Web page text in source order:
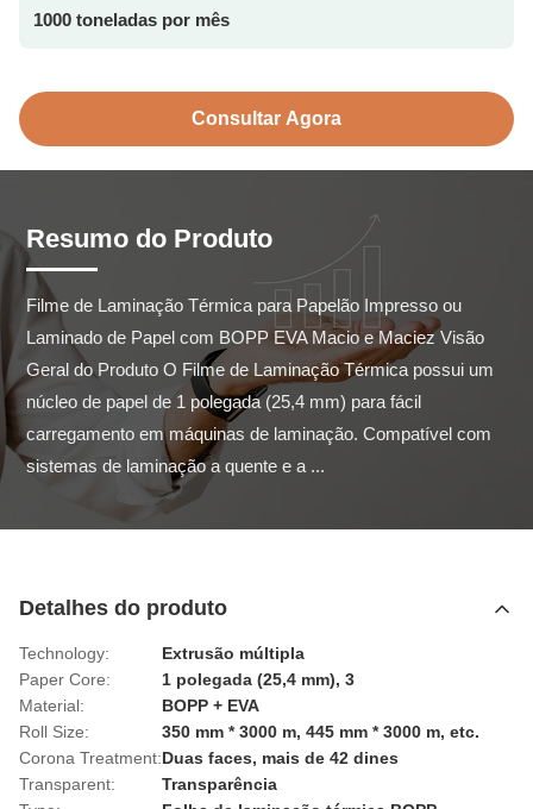
1000 toneladas por mês
Consultar Agora
Resumo do Produto
Filme de Laminação Térmica para Papelão Impresso ou
Laminado de Papel com BOPP EVA Macio e Maciez Visão
Geral do Produto O Filme de Laminação Térmica possui um
núcleo de papel de 1 polegada (25,4 mm) para fácil
carregamento em máquinas de laminação. Compatível com
sistemas de laminação a quente e a ...
Detalhes do produto
Technology:
Extrusão múltipla
Paper Core:
1 polegada (25,4 mm), 3
Material:
BOPP + EVA
Roll Size:
350 mm * 3000 m, 445 mm * 3000 m, etc.
Corona Treatment:Duas faces, mais de 42 dines
Transparent:
Transparência